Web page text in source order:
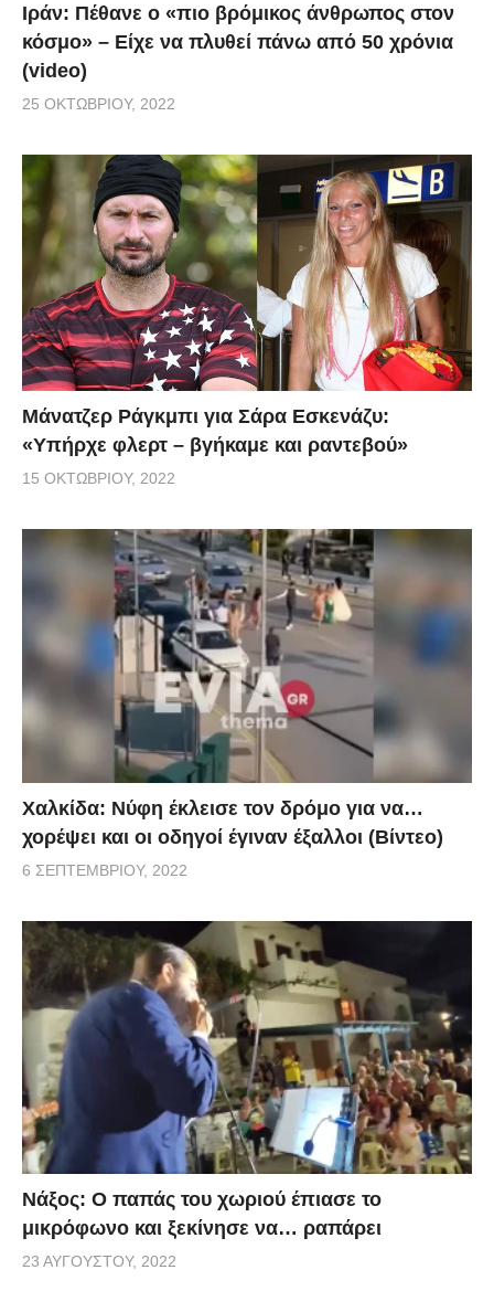
Ιράν: Πέθανε ο «πιο βρόμικος άνθρωπος στον
κόσμο» – Είχε να πλυθεί πάνω από 50 χρόνια
(video)
25 ΟΚΤΩΒΡΊΟΥ, 2022
Μάνατζερ Ράγκμπι για Σάρα Εσκενάζυ:
«Υπήρχε φλερτ – βγήκαμε και ραντεβού»
15 ΟΚΤΩΒΡΊΟΥ, 2022
Χαλκίδα: Νύφη έκλεισε τον δρόμο για να…
χορέψει και οι οδηγοί έγιναν έξαλλοι (Βίντεο)
6 ΣΕΠΤΕΜΒΡΊΟΥ, 2022
Νάξος: Ο παπάς του χωριού έπιασε το
μικρόφωνο και ξεκίνησε να… ραπάρει
23 ΑΥΓΟΎΣΤΟΥ, 2022